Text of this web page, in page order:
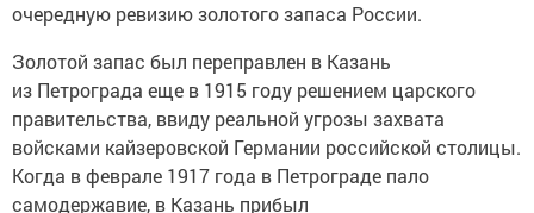
очередную ревизию золотого запаса России.
Золотой запас был переправлен в Казань
из Петрограда еще в 1915 году решением царского
правительства, ввиду реальной угрозы захвата
войсками кайзеровской Германии российской столицы.
Когда в феврале 1917 года в Петрограде пало
самодержавие, в Казань прибыл